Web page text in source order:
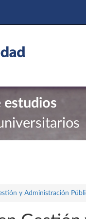
estudios
y Administración